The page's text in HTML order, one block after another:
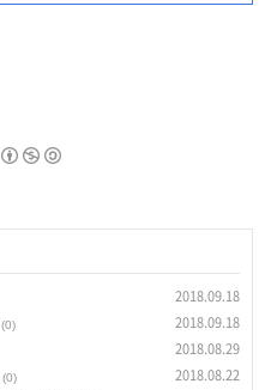
2018.09.18
(0) 2018.09.18
2018.08.29
(0) 2018.08.22